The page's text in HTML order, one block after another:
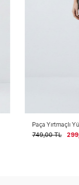
Paça Yırtmaçlı
749,00TL